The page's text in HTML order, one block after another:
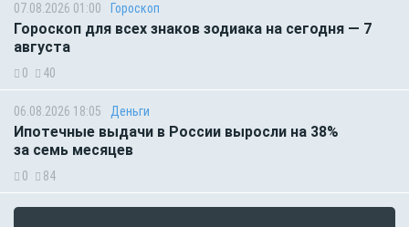
07.08.2026 01:00 Гороскоп
Гороскоп для всех знаков зодиака на сегодня — 7
августа
0 40
06.08.2026 18:05 Деньги
Ипотечные выдачи в России выросли на 38%
за семь месяцев
0 84